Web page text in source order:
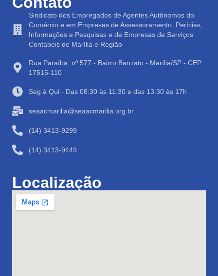
Sindicato dos Empregados de Agentes Autônomos do
Comércio e em Empresas de Assessoramento, Perícias,
Informações e Pesquisas e de Empresas de Serviços
Contábeis de Marília e Região
Rua Paraíba, nº 577 - Bairro Banzato - Marília/SP - CEP
17515-110
Seg à Qui - Das 08:30 às 11:30 e das 13:30 às 17h
seaacmarilia@seaacmarilia.org.br
(14) 3413-9299
(14) 3413-9449
Localização